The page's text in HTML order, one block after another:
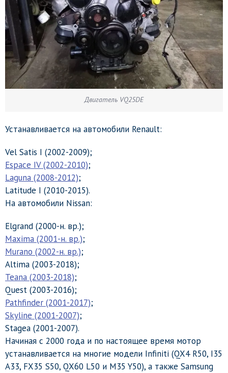
Двигатель VQ25DE
Устанавливается на автомобили Renault:
Vel Satis I (2002-2009);
Espace IV (2002-2010);
Laguna (2008-2012);
Latitude I (2010-2015).
На автомобили Nissan:
Elgrand (2000-н. вр.);
Maxima (2001-н. вр.);
Murano (2002-н. вр.);
Altima (2003-2018);
Teana (2003-2018);
Quest (2003-2016);
Pathfinder (2001-2017);
Skyline (2001-2007);
Stagea (2001-2007).
Начиная с 2000 года и по настоящее время мотор
устанавливается на многие модели Infiniti (QX4 R50, I35
A33, FX35 S50, QX60 L50 и M35 Y50), а также Samsung